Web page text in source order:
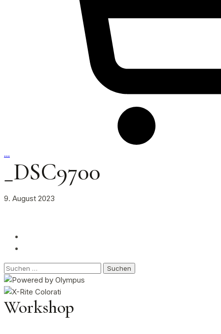
…
_DSC9700
9. August 2023
Suchen
nach:
Workshop